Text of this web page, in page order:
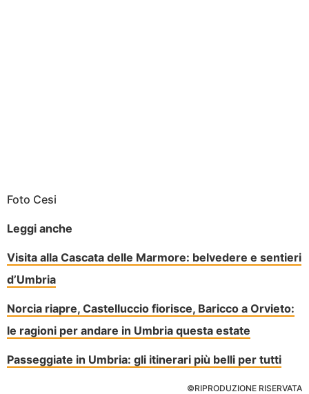
Foto Cesi
Leggi anche
Visita alla Cascata delle Marmore: belvedere e sentieri
d’Umbria
Norcia riapre, Castelluccio fiorisce, Baricco a Orvieto:
le ragioni per andare in Umbria questa estate
Passeggiate in Umbria: gli itinerari più belli per tutti
©RIPRODUZIONE RISERVATA